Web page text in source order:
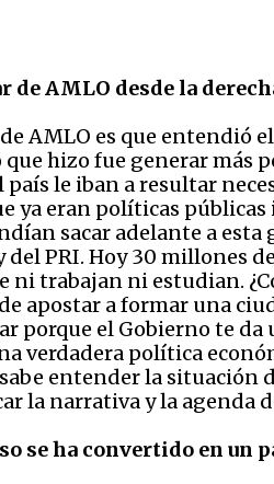
de AMLO desde la
AMLO es que entendió
hizo fue generar más
país le iban a resultar
ya eran políticas
sacar adelante a
del PRI. Hoy 30 millones
ni trabajan ni estudian.
apostar a formar una
porque el Gobierno te da
verdadera política
entender la situación
la narrativa y la agenda
se ha convertido en un